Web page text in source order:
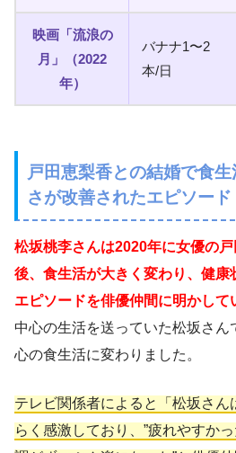
映画「流浪の
月」（2022
年）
バナナ1〜2
本/日
戸田恵梨香との結婚で食
さが改善されたエピソード
松坂桃李さんは2020年に女優の
後、食生活が大きく変わり、健康
エピソードを俳優仲間に明かして
中心の生活を送っていた松坂さん
心の食生活に変わりました。
テレビ関係者によると「松坂さん
らく感激しており、”疲れやすか